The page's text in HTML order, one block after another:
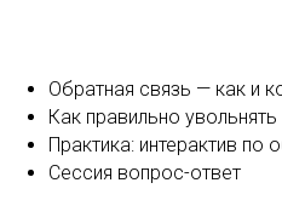
Обратная связь — как и
Как правильно увольнять
Практика: интерактив по
Сессия вопрос-ответ